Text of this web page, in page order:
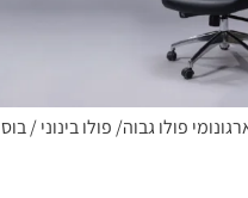
פולו גבוה/ פולו בינוני / בוס